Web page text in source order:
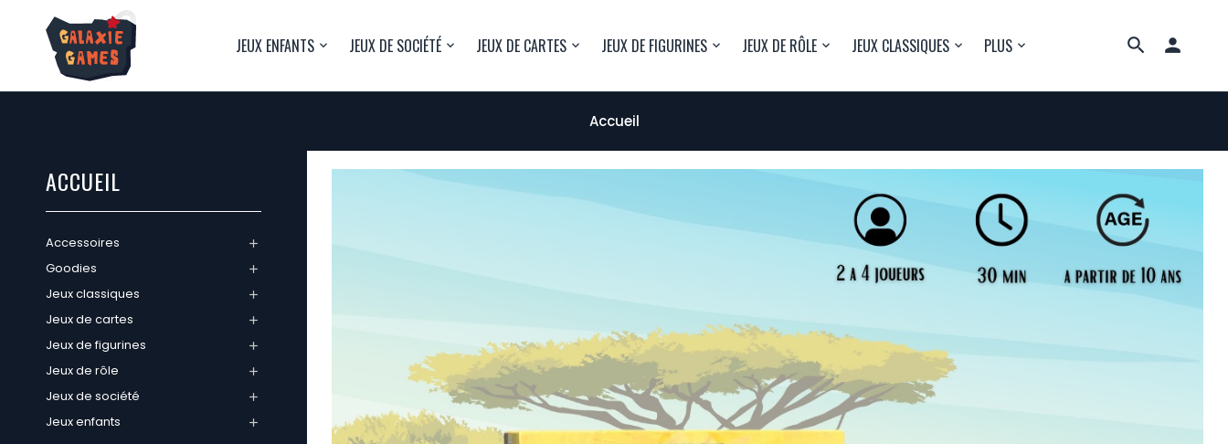

JEUX ENFANTS JEUX DE SOCIÉTÉ JEUX DE CARTES JEUX DE FIGURINES JEUX DE RÔLE JEUX CLASSIQUES PLUS
Accueil
ACCUEIL
Accessoires 
Goodies 
Jeux classiques 
Jeux de cartes 
Jeux de figurines 
Jeux de rôle 
Jeux de société 
Jeux enfants 